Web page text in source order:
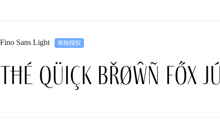
Fino Sans Light
Tħé qüiçk břøŵñ főx